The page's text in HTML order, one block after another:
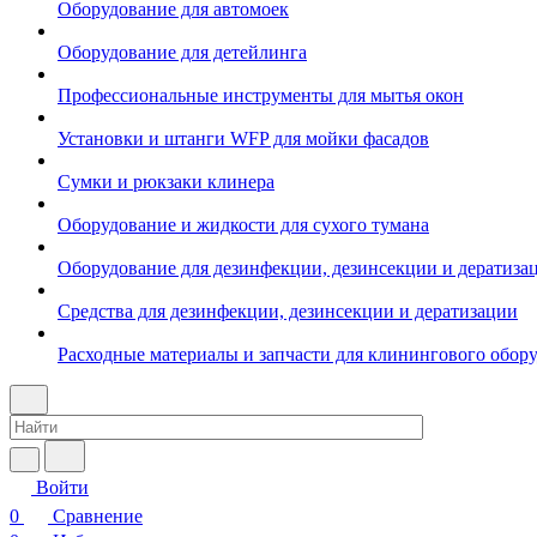
Оборудование для автомоек
Оборудование для детейлинга
Профессиональные инструменты для мытья окон
Установки и штанги WFP для мойки фасадов
Сумки и рюкзаки клинера
Оборудование и жидкости для сухого тумана
Оборудование для дезинфекции, дезинсекции и
Средства для дезинфекции, дезинсекции и дератизации
Расходные материалы и запчасти для клинингового
Войти
0
Сравнение